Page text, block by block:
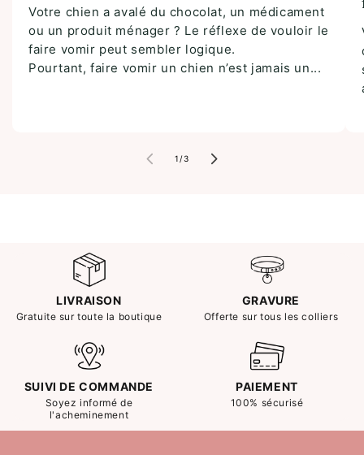
Votre chien a avalé du chocolat, un médicament
ou un produit ménager ? Le réflexe de vouloir le
faire vomir peut sembler logique.
Pourtant, faire vomir un chien n’est jamais un...
1 /de
3
LIVRAISON
Gratuite sur toute la boutique
GRAVURE
Offerte sur tous les colliers
SUIVI DE COMMANDE
Soyez informé de
l'acheminement
PAIEMENT
100% sécurisé